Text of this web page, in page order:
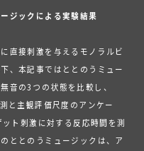
ジックによる実験結果
直接刺激を与えるモノラルビ
、本記事ではととのうミュー
音の3つの状態を比較し、
と主観評価尺度のアンケー
ト刺激に対する反応時間を測
ととのうミュージックは、ア